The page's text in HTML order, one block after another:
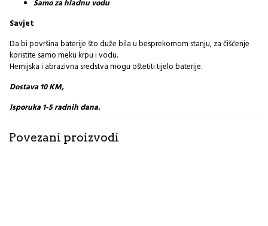
Samo za hladnu vodu
Savjet
Da bi površina baterije što duže bila u besprekornom stanju, za čišćenje
koristite samo meku krpu i vodu.
Hemijska i abrazivna sredstva mogu oštetiti tijelo baterije.
Dostava 10 KM,
Isporuka 1-5 radnih dana.
Povezani proizvodi